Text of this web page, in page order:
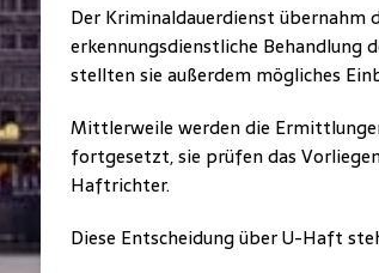
Der Kriminaldauerdienst übernahm
erkennungsdienstliche Behandlung
stellten sie außerdem mögliches
Mittlerweile werden die
fortgesetzt, sie prüfen das
Haftrichter.
Diese Entscheidung über U-Haft